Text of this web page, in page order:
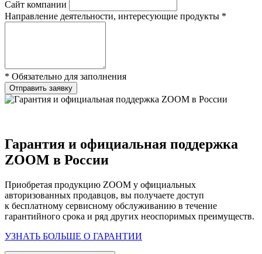
Сайт компании
Направление деятельности, интересующие продукты *
* Обязательно для заполнения
Отправить заявку
Гарантия и официальная поддержка
ZOOM в России
Приобретая продукцию ZOOM у официальных
авторизованных продавцов, вы получаете доступ
к бесплатному сервисному обслуживанию в течение
гарантийного срока и ряд других неоспоримых преимуществ.
УЗНАТЬ БОЛЬШЕ О ГАРАНТИИ